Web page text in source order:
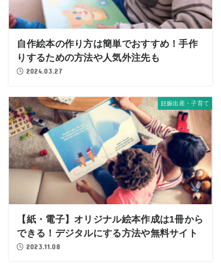
自作絵本の作り方は簡単でおすすめ！手作
りするための方法や人気外注先も
2024.03.27
妊娠出産・子育て
【紙・電子】オリジナル絵本作成は1冊から
できる！デジタルにする方法や無料サイト
2023.11.08